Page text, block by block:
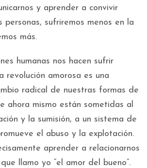
y aprender a convivir
personas, sufriremos menos en la
más.
humanas nos hacen sufrir
revolución amorosa es una
radical de nuestras formas de
ahora mismo están sometidas al
y la sumisión, a un sistema de
el abuso y la explotación.
aprender a relacionarnos
llamo yo “el amor del bueno”.